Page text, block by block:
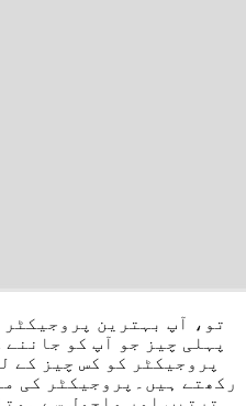
تو، آپ بہترین
پہلی چیز جو آپ کو
پروجیکٹر کو کس چیز کے
رکھتے ہیں۔پروجیکٹر کی
ترتیب اور ماحول سے